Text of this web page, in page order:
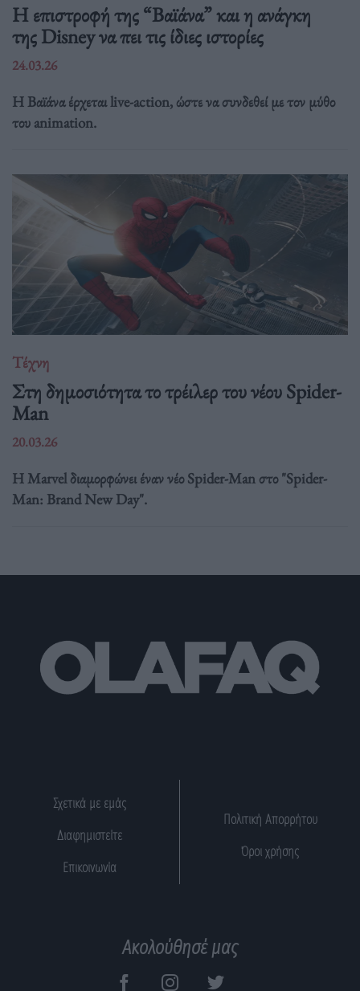
Η επιστροφή της “Βαϊάνα” και η ανάγκη
της Disney να πει τις ίδιες ιστορίες
24.03.26
Η Βαϊάνα έρχεται live-action, ώστε να συνδεθεί με τον μύθο
του animation.
Τέχνη
Στη δημοσιότητα το τρέιλερ του νέου Spider-
Man
20.03.26
Η Marvel διαμορφώνει έναν νέο Spider-Man στο "Spider-
Man: Brand New Day".
Σχετικά με εμάς
Διαφημιστείτε
Επικοινωνία
Πολιτική Απορρήτου
Όροι χρήσης
Ακολούθησέ μας